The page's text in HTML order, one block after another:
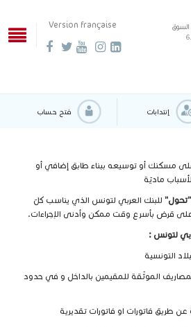
Version française
السوق
إنتدابات فتح حساب
مسكنك أو توسيعه ببناء طابق إضافي أو
ماديّة
للبنك العربي لتونس الذي يناسب كلّ
قرض بأسرع وقت ممكن وأدنى الإجراءات.
لتونس :
التونسية
الموثّقة للمقيمين بالداخل و في حدود
طريق فاتورات او فاتورات تقديرية